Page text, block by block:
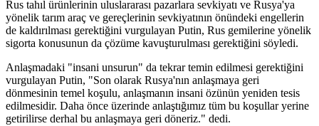
Rus tahıl ürünlerinin uluslararası pazarlara sevkiyatı ve Rusya'ya
yönelik tarım araç ve gereçlerinin sevkiyatının önündeki engellerin
de kaldırılması gerektiğini vurgulayan Putin, Rus gemilerine yönelik
sigorta konusunun da çözüme kavuşturulması gerektiğini söyledi.
Anlaşmadaki "insani unsurun" da tekrar temin edilmesi gerektiğini
vurgulayan Putin, "Son olarak Rusya'nın anlaşmaya geri
dönmesinin temel koşulu, anlaşmanın insani özünün yeniden tesis
edilmesidir. Daha önce üzerinde anlaştığımız tüm bu koşullar yerine
getirilirse derhal bu anlaşmaya geri döneriz." dedi.